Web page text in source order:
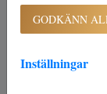
GODKÄNN
Inställningar